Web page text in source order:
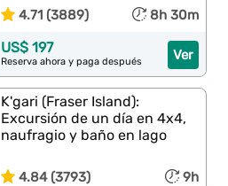
4.71 (3889) 8h 30m
Ver
US$ 197
Reserva ahora y paga después
K'gari (Fraser Island):
Excursión de un día en 4x4,
naufragio y baño en lago
4.84 (3793) 9h